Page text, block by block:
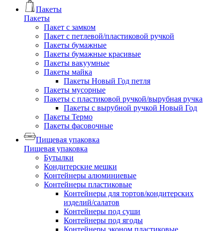
Пакеты
Пакеты
Пакет с замком
Пакет с петлевой/пластиковой ручкой
Пакеты бумажные
Пакеты бумажные красивые
Пакеты вакуумные
Пакеты майка
Пакеты Новый Год петля
Пакеты мусорные
Пакеты с пластиковой ручкой/вырубная ручка
Пакеты с вырубной ручкой Новый Год
Пакеты Термо
Пакеты фасовочные
Пищевая упаковка
Пищевая упаковка
Бутылки
Кондитерские мешки
Контейнеры алюминиевые
Контейнеры пластиковые
Контейнеры для тортов/кондитерских
изделий/салатов
Контейнеры под суши
Контейнеры под ягоды
Контейнеры эконом пластиковые